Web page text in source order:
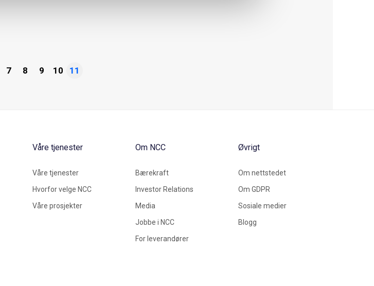
7 8 9 10 11
Våre tjenester
Våre tjenester
Hvorfor velge NCC
Våre prosjekter
Om NCC
Bærekraft
Investor Relations
Media
Jobbe i NCC
For leverandører
Øvrigt
Om nettstedet
Om GDPR
Sosiale medier
Blogg